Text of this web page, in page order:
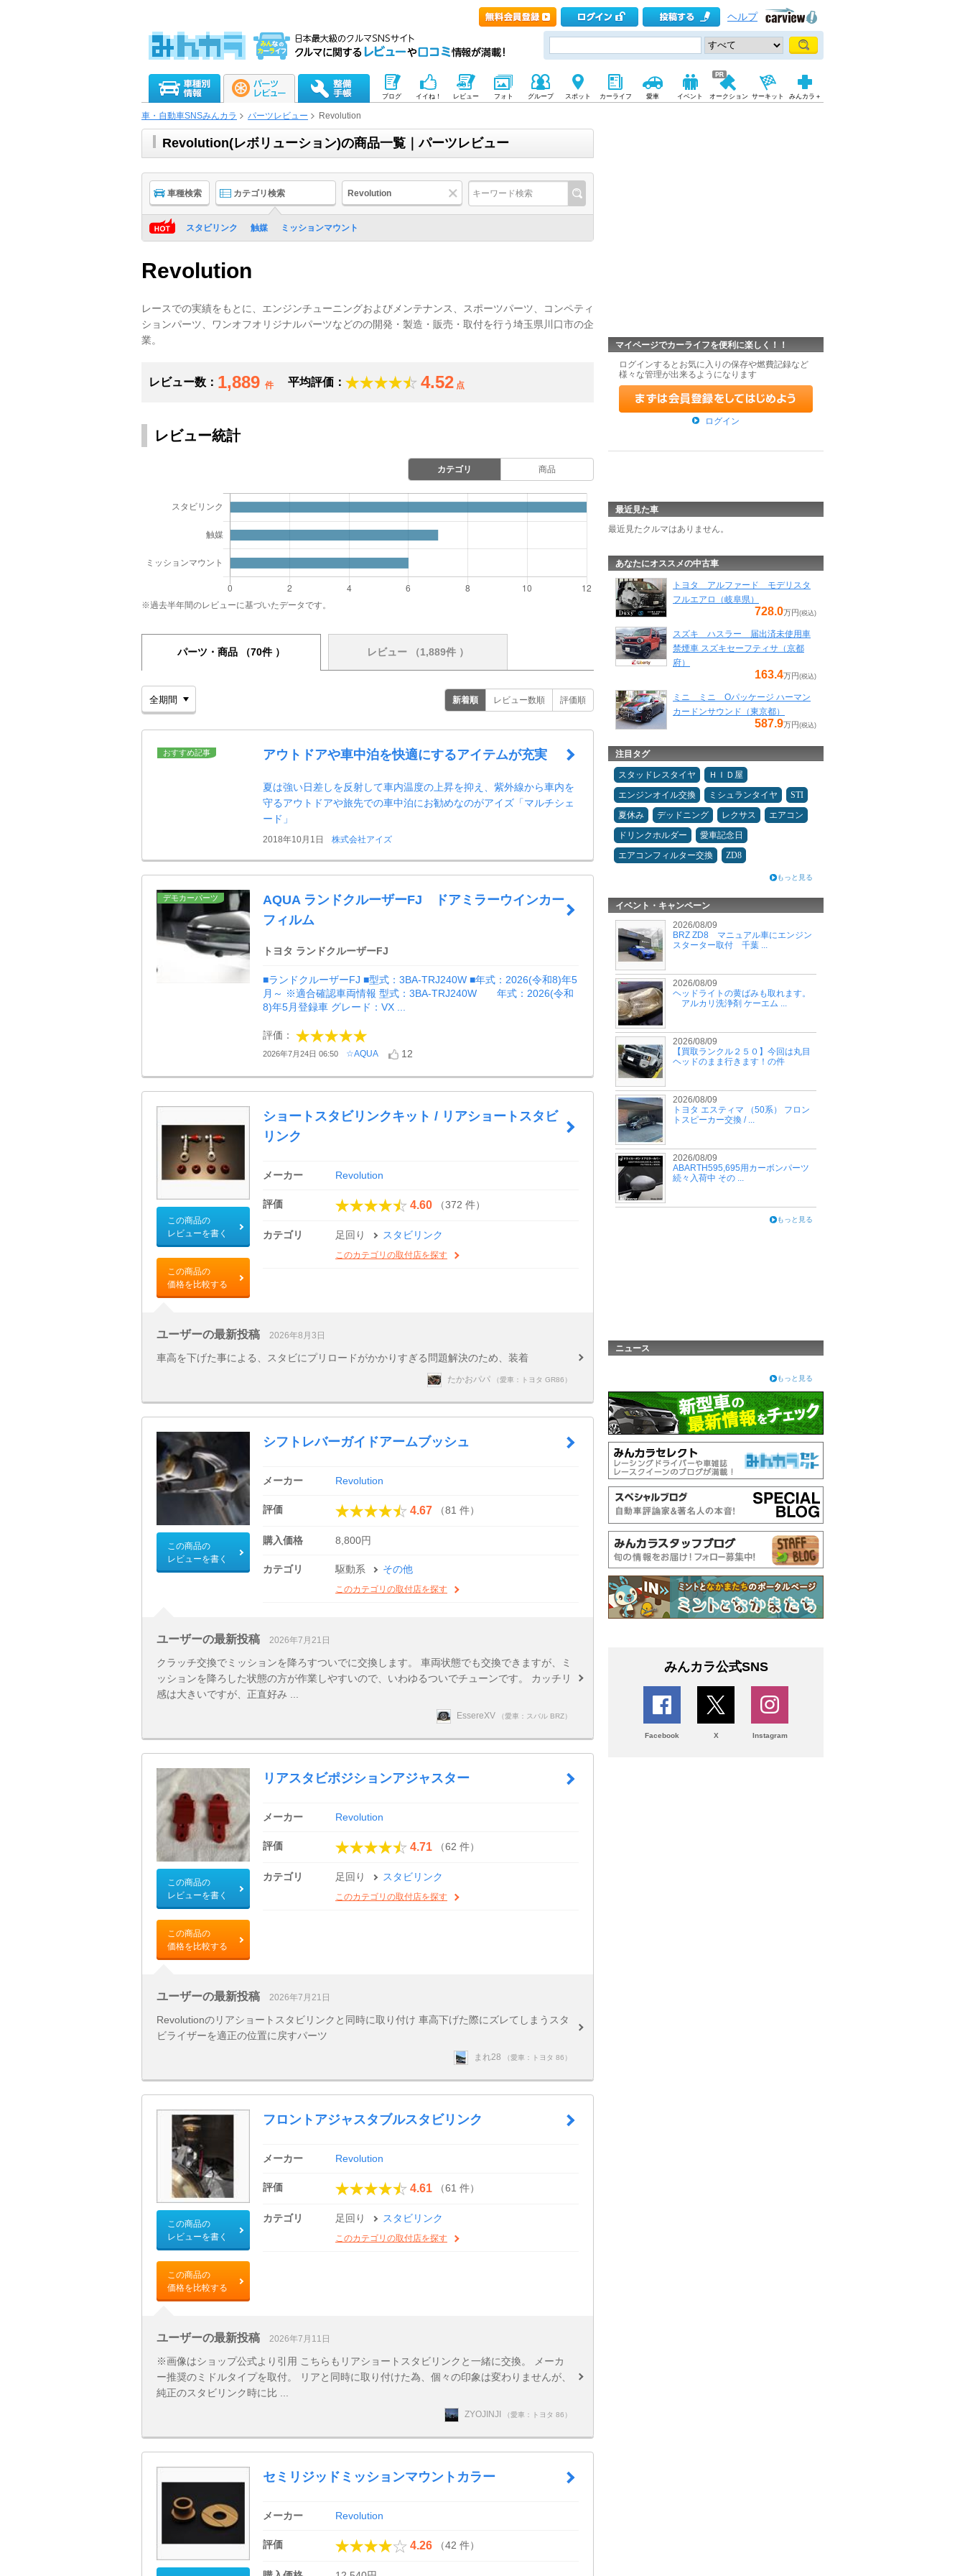
ヘルプ
ブログ イイね！ レビュー フォト グループ スポット カーライフ 愛車 イベント オークション サーキット みんカラ＋
車・自動車SNSみんカラ パーツレビュー Revolution
Revolution(レボリューション)の商品一覧｜パーツレビュー
車種検索 カテゴリ検索 Revolution
スタビリンク 触媒 ミッションマウント
Revolution
レースでの実績をもとに、エンジンチューニングおよびメンテナンス、スポーツパーツ、コンペティ
ションパーツ、ワンオフオリジナルパーツなどのの開発・製造・販売・取付を行う埼玉県川口市の企
業。
レビュー数： 1,889 件 平均評価： 4.52 点
レビュー統計
カテゴリ 商品
※過去半年間のレビューに基づいたデータです。
パーツ・商品 （70件 ） レビュー （1,889件 ）
新着順 レビュー数順 評価順
おすすめ記事 アウトドアや車中泊を快適にするアイテムが充実
夏は強い日差しを反射して車内温度の上昇を抑え、紫外線から車内を
守るアウトドアや旅先での車中泊にお勧めなのがアイズ「マルチシェ
ード」
2018年10月1日 株式会社アイズ
デモカーパーツ
AQUA ランドクルーザーFJ ドアミラーウインカー
フィルム
トヨタ ランドクルーザーFJ
■ランドクルーザーFJ ■型式：3BA-TRJ240W ■年式：2026(令和8)年5
月～ ※適合確認車両情報 型式：3BA-TRJ240W 年式：2026(令和
8)年5月登録車 グレード：VX ...
評価：
2026年7月24日 06:50 ☆AQUA 12
この商品の
レビューを書く
この商品の
価格を比較する
ショートスタビリンクキット / リアショートスタビ
リンク
メーカー Revolution
評価 4.60 （372 件）
カテゴリ 足回り スタビリンク
このカテゴリの取付店を探す
ユーザーの最新投稿 2026年8月3日
車高を下げた事による、スタビにプリロードがかかりすぎる問題解決のため、装着
たかおパパ （愛車：トヨタ GR86）
この商品の
レビューを書く
シフトレバーガイドアームブッシュ
メーカー Revolution
評価 4.67 （81 件）
購入価格 8,800円
カテゴリ 駆動系 その他
このカテゴリの取付店を探す
ユーザーの最新投稿 2026年7月21日
クラッチ交換でミッションを降ろすついでに交換します。 車両状態でも交換できますが、ミ
ッションを降ろした状態の方が作業しやすいので、いわゆるついでチューンです。 カッチリ
感は大きいですが、正直好み ...
EssereXV （愛車：スバル BRZ）
この商品の
レビューを書く
この商品の
価格を比較する
リアスタビポジションアジャスター
メーカー Revolution
評価 4.71 （62 件）
カテゴリ 足回り スタビリンク
このカテゴリの取付店を探す
ユーザーの最新投稿 2026年7月21日
Revolutionのリアショートスタビリンクと同時に取り付け 車高下げた際にズレてしまうスタ
ビライザーを適正の位置に戻すパーツ
まれ28 （愛車：トヨタ 86）
この商品の
レビューを書く
この商品の
価格を比較する
フロントアジャスタブルスタビリンク
メーカー Revolution
評価 4.61 （61 件）
カテゴリ 足回り スタビリンク
このカテゴリの取付店を探す
ユーザーの最新投稿 2026年7月11日
※画像はショップ公式より引用 こちらもリアショートスタビリンクと一緒に交換。 メーカ
ー推奨のミドルタイプを取付。 リアと同時に取り付けた為、個々の印象は変わりませんが、
純正のスタビリンク時に比 ...
ZYOJINJI （愛車：トヨタ 86）
セミリジッドミッションマウントカラー
メーカー Revolution
評価 4.26 （42 件）
マイページでカーライフを便利に楽しく！！
ログインするとお気に入りの保存や燃費記録など
様々な管理が出来るようになります
ログイン
最近見た車
最近見たクルマはありません。
あなたにオススメの中古車
トヨタ アルファード モデリスタ
フルエアロ（岐阜県）
728.0万円(税込)
スズキ ハスラー 届出済未使用車
禁煙車 スズキセーフティサ（京都
府）
163.4万円(税込)
ミニ ミニ Oパッケージ ハーマン
カードンサウンド（東京都）
587.9万円(税込)
注目タグ
スタッドレスタイヤ
ＨＩＤ屋
エンジンオイル交換
ミシュランタイヤ
STI
夏休み
デッドニング レクサス
エアコン
ドリンクホルダー
愛車記念日
エアコンフィルター交換
ZD8
もっと見る
イベント・キャンペーン
2026/08/09
BRZ ZD8 マニュアル車にエンジン
スターター取付 千葉 ...
2026/08/09
ヘッドライトの黄ばみも取れます。
アルカリ洗浄剤 ケーエム ...
2026/08/09
【買取ランクル２５０】今回は丸目
ヘッドのまま行きます！の件
2026/08/09
トヨタ エスティマ （50系） フロン
トスピーカー交換 / ...
2026/08/09
ABARTH595,695用カーボンパーツ
続々入荷中 その ...
もっと見る
ニュース
もっと見る
みんカラ公式SNS
Facebook X Instagram